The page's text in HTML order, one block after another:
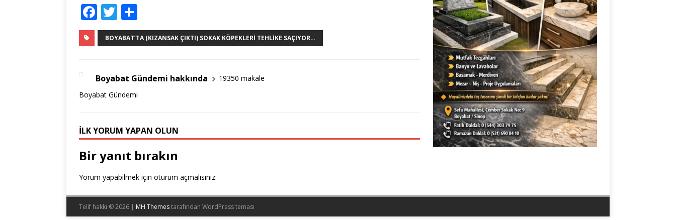
F
a
c
b
o
k
T
w
it
r
h
ar
BOYABAT’TA (KIZANSAK ÇIKTI) SOKAK KÖPEKLERI TEHLIKE SAÇIYOR…
Boyabat Gündemi hakkında
19350 makale
Boyabat Gündemi
İLK YORUM YAPAN OLUN
Bir yanıt bırakın
Yorum yapabilmek için oturum açmalısınız.
Telif hakkı © 2026 | MH Themestarafından WordPress teması